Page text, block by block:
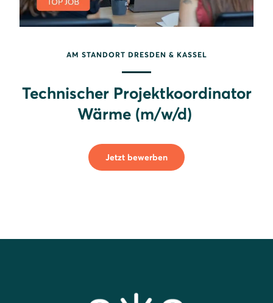
AM STANDORT DRESDEN & KASSEL
Technischer Projektkoordinator
Wärme (m/w/d)
Jetzt bewerben